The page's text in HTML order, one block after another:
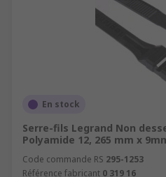
En stock
Serre-fils Legrand Non
Polyamide 12, 265 mm x
Code commande RS 295-1253
Référence fabricant 0 319 16